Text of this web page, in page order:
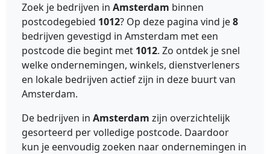
Zoek je bedrijven in Amsterdam binnen
postcodegebied 1012? Op deze pagina vind je8
bedrijven gevestigd in Amsterdam met een
postcode die begint met 1012. Zo ontdek je snel
welke ondernemingen, winkels, dienstverleners
en lokale bedrijven actief zijn in deze buurt van
Amsterdam.
De bedrijven in Amsterdam zijn overzichtelijk
gesorteerd per volledige postcode. Daardoor
kun je eenvoudig zoeken naar ondernemingen in